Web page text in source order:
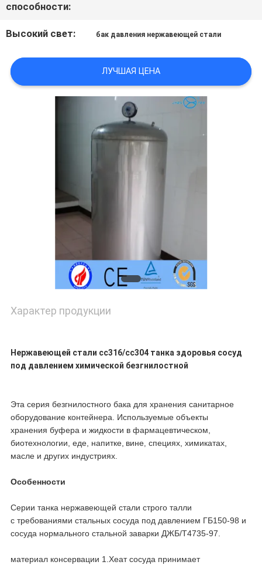
способности:
Высокий свет: бак давления нержавеющей стали
ЛУЧШАЯ ЦЕНА
Характер продукции
Нержавеющей стали сс316/сс304 танка здоровья сосуд
под давлением химической безгнилостной
Эта серия безгнилостного бака для хранения санитарное
оборудование контейнера. Используемые объекты
хранения буфера и жидкости в фармацевтическом,
биотехнологии, еде, напитке, вине, специях, химикатах,
масле и других индустриях.
Особенности
Серии танка нержавеющей стали строго талли
с требованиями стальных сосуда под давлением ГБ150-98 и
сосуда нормального стальной заварки ДЖБ/Т4735-97.
материал консервации 1.Хеат сосуда принимает